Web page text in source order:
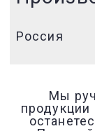
Россия
Мы